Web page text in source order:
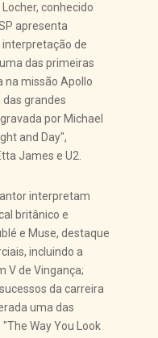
conhecido
apresenta
de
das primeiras
na missão Apollo
das grandes
por Michael
and Day",
James e U2.
interpretam
britânico e
e Muse, destaque
incluindo a
V de Vingança;
da carreira
uma das
Way You Look